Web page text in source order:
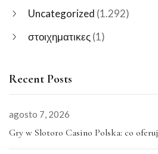
Uncategorized (1.292)
στοιχηματικες(1)
Recent Posts
agosto 7, 2026
Gry w Slotoro Casino Polska: co